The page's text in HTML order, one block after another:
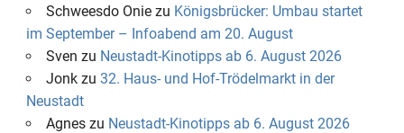
Schweesdo Oniezu Königsbrücker: Umbau startet
im September – Infoabend am 20. August
Sven zu Neustadt-Kinotipps ab 6. August 2026
Jonkzu 32. Haus- und Hof-Trödelmarkt in der
Neustadt
Agneszu Neustadt-Kinotipps ab 6. August 2026